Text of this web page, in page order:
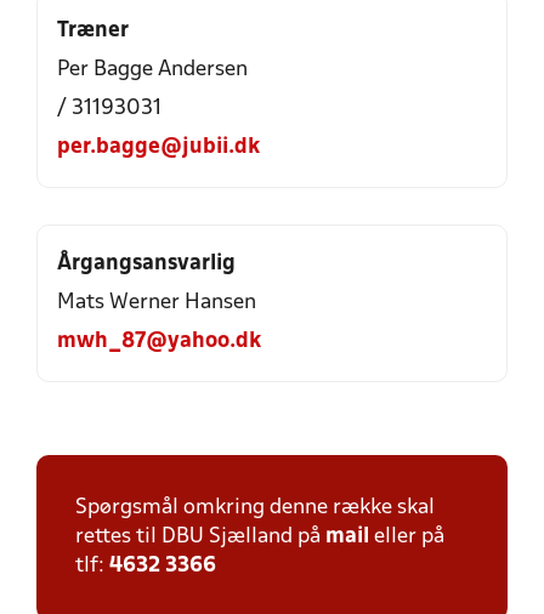
Træner
Per Bagge Andersen
/ 31193031
per.bagge@jubii.dk
Årgangsansvarlig
Mats Werner Hansen
mwh_87@yahoo.dk
Spørgsmål omkring denne række skal
rettes til DBU Sjælland på mail eller på
tlf: 4632 3366